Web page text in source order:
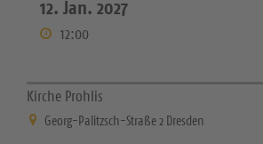
12. Jan. 2027
12:00
Kirche Prohlis
Georg-Palitzsch-Straße 2 Dresden